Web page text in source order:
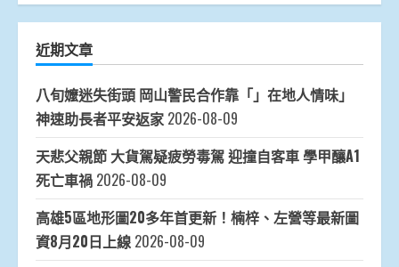
近期文章
八旬嬤迷失街頭 岡山警民合作靠「」在地人情味」
神速助長者平安返家 2026-08-09
天悲父親節 大貨駕疑疲勞毒駕 迎撞自客車 學甲釀A1
死亡車禍 2026-08-09
高雄5區地形圖20多年首更新！楠梓、左營等最新圖
資8月20日上線 2026-08-09